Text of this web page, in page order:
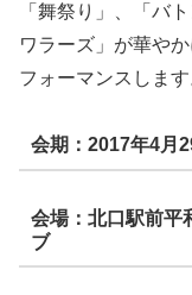
「舞祭り」、「バト
ワラーズ」が華や
フォーマンスします
会期：2017年4月
会場：北口駅前平
ブ